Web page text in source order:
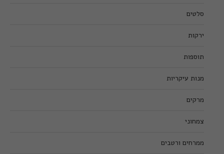
סלטים
ירקות
תוספות
מנות עיקריות
מרקים
צמחוני
ממרחים ורטבים